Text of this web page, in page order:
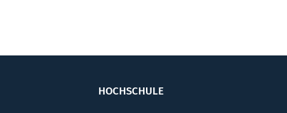
HOCHSCHULE